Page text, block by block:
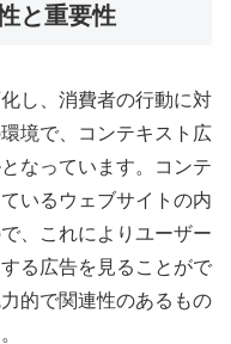
と重要性
し、消費者の行動に対
境で、コンテキスト広
なっています。コンテ
いるウェブサイトの内
、これによりユーザー
る広告を見ることがで
的で関連性のあるもの